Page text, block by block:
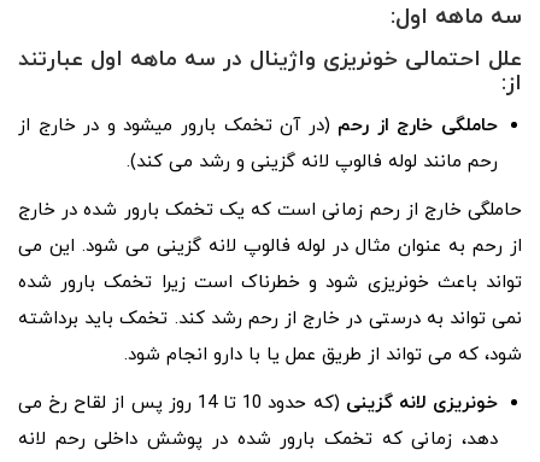
سه ماهه اول:
علل احتمالی خونریزی واژینال در سه ماهه اول عبارتند
از:
حاملگی خارج از رحم (در آن تخمک بارور میشود و در خارج از
رحم مانند لوله فالوپ لانه گزینی و رشد می کند).
حاملگی خارج از رحم زمانی است که یک تخمک بارور شده در خارج
از رحم به عنوان مثال در لوله فالوپ لانه گزینی می شود. این می
تواند باعث خونریزی شود و خطرناک است زیرا تخمک بارور شده
نمی تواند به درستی در خارج از رحم رشد کند. تخمک باید برداشته
شود، که می تواند از طریق عمل یا با دارو انجام شود.
خونریزی لانه گزینی
(که حدود 10 تا 14 روز پس از لقاح رخ می
دهد، زمانی که تخمک بارور شده در پوشش داخلی رحم لانه